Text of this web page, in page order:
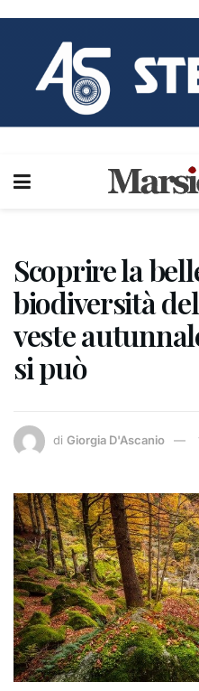
Scoprire la
biodiversità
veste
si può
di Giorgia D'Ascanio